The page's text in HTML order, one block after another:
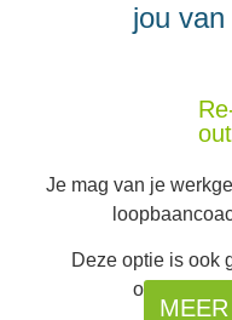
jou
Je mag van je
Deze optie is ook